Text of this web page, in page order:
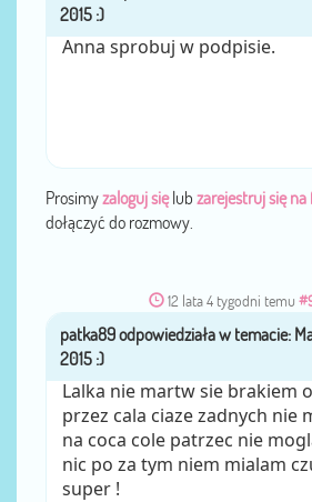
Anna sprobuj w podpisie.
Prosimyzaloguj sięlub zarejestruj się
dołączyć do rozmowy.
12 lata 4 tygodni temu
przezpatka89
Lalka nie martw sie brakiem
przez cala ciaze zadnych nie
na coca cole patrzec nie
nic po za tym niem mialam
super !